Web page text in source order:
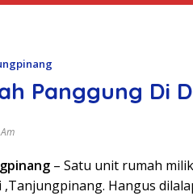
Panggung Di
– Satu unit rumah
Hangus